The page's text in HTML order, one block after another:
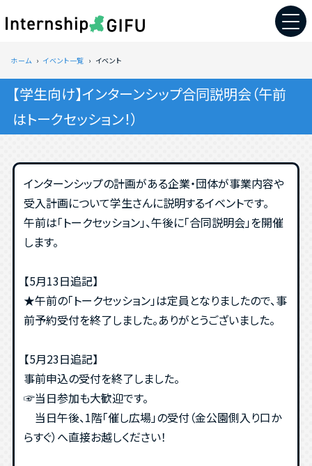
ホーム イベント一覧 イベント
【学生向け】インターンシップ合同説明会（午前
はトークセッション！）
インターンシップの計画がある企業・団体が事業内容や
受入計画について学生さんに説明するイベントです。
午前は「トークセッション」、午後に「合同説明会」を開催
します。
【5月13日追記】
★午前の「トークセッション」は定員となりましたので、事
前予約受付を終了しました。ありがとうございました。
【5月23日追記】
事前申込の受付を終了しました。
☞当日参加も大歓迎です。
当日午後、1階「催し広場」の受付（金公園側入り口か
らすぐ）へ直接お越しください！